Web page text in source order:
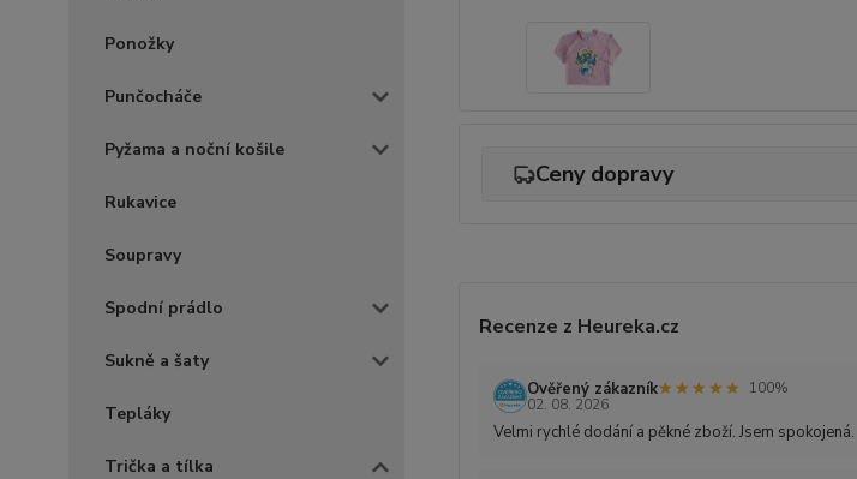
Ponožky
Punčocháče
Pyžama a noční košile
Rukavice
Soupravy
Spodní prádlo
Sukně a šaty
Tepláky
Trička a tílka
Ceny dopravy
Recenze z Heureka.cz
Ověřený zákazník★★★★★
★★★★★
100%
02. 08. 2026
Velmi rychlé dodání a pěkné zboží. Jsem spokojená.